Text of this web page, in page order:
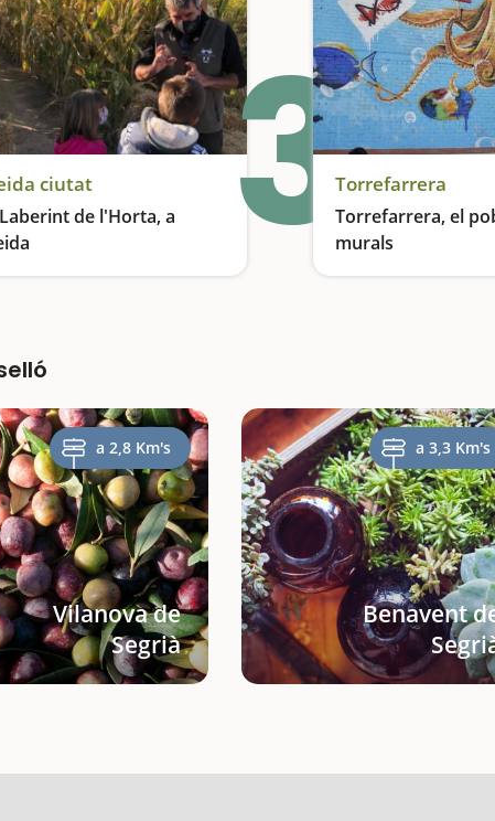
ciutat
de l'Horta, a
de camps de cultiu 3Torrefarrera
Torrefarrera, el
murals
Una galeria d'art a
a 2,8 Km's
Vilanova de
Segrià
a 3,3 Km's
Benavent